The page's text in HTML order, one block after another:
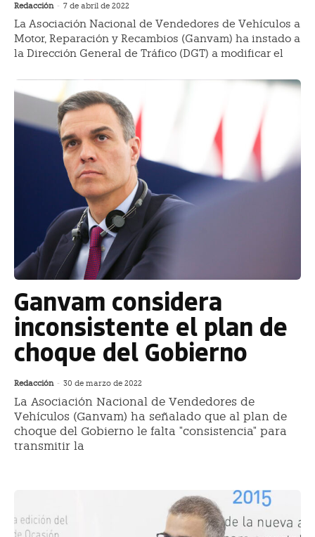
Redacción - 7 de abril de 2022
La Asociación Nacional de Vendedores de Vehículos a
Motor, Reparación y Recambios (Ganvam) ha instado a
la Dirección General de Tráfico (DGT) a modificar el
Ganvam considera
inconsistente el plan de
choque del Gobierno
Redacción - 30 de marzo de 2022
La Asociación Nacional de Vendedores de
Vehículos (Ganvam) ha señalado que al plan de
choque del Gobierno le falta "consistencia" para
transmitir la